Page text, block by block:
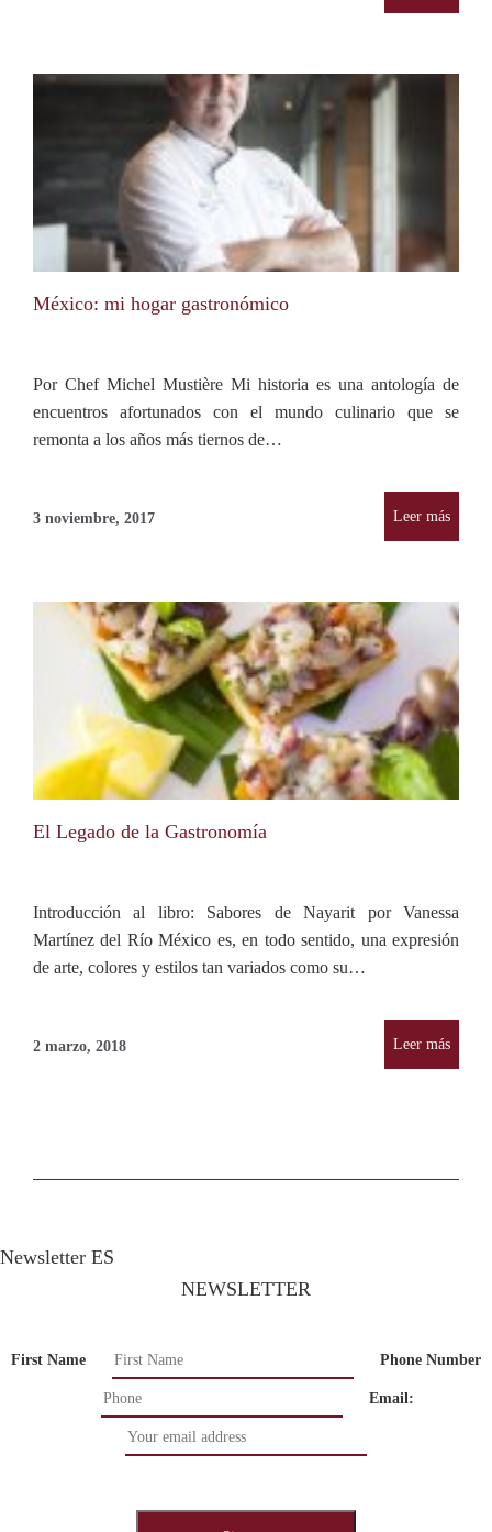
México: mi hogar gastronómico
Por Chef Michel Mustière Mi historia es una antología de
encuentros afortunados con el mundo culinario que se
remonta a los años más tiernos de…
3 noviembre, 2017 Leer más
El Legado de la Gastronomía
Introducción al libro: Sabores de Nayarit por Vanessa
Martínez del Río México es, en todo sentido, una expresión
de arte, colores y estilos tan variados como su…
2 marzo, 2018 Leer más
Newsletter ES
NEWSLETTER
First Name Phone Number
Email: